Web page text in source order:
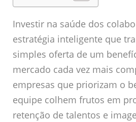
Investir na saúde dos
estratégia inteligente que
simples oferta de um
mercado cada vez mais
empresas que priorizam o
equipe colhem frutos em
retenção de talentos e